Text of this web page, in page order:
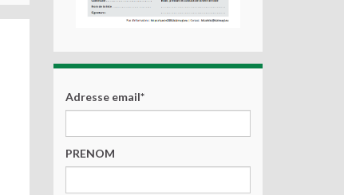
Adresse email*
PRENOM